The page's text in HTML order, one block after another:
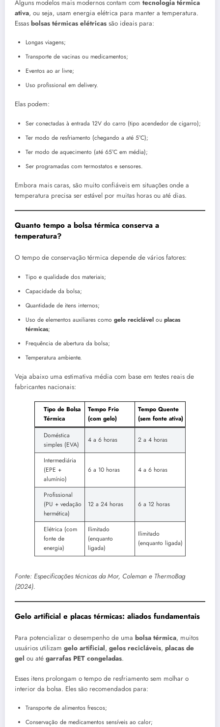
Alguns modelos mais modernos contam com tecnologia térmica
ativa, ou seja, usam energia elétrica para manter a temperatura.
Essas bolsas térmicas elétricas são ideais para:
Longas viagens;
Transporte de vacinas ou medicamentos;
Eventos ao ar livre;
Uso profissional em delivery.
Elas podem:
Ser conectadas à entrada 12V do carro (tipo acendedor de cigarro);
Ter modo de resfriamento (chegando a até 5°C);
Ter modo de aquecimento (até 65°C em média);
Ser programadas com termostatos e sensores.
Embora mais caras, são muito confiáveis em situações onde a
temperatura precisa ser estável por muitas horas ou até dias.
Quanto tempo a bolsa térmica conserva a
temperatura?
O tempo de conservação térmica depende de vários fatores:
Tipo e qualidade dos materiais;
Capacidade da bolsa;
Quantidade de itens internos;
Uso de elementos auxiliares como gelo reciclável ou placas
térmicas;
Frequência de abertura da bolsa;
Temperatura ambiente.
Veja abaixo uma estimativa média com base em testes reais de
fabricantes nacionais:
Tipo de Bolsa
Térmica
Tempo Frio
(com gelo)
Tempo Quente
(sem fonte ativa)
Doméstica
simples (EVA)
4 a 6 horas 2 a 4 horas
Intermediária
(EPE +
alumínio)
6 a 10 horas 4 a 6 horas
Profissional
(PU + vedação
hermética)
12 a 24 horas 6 a 12 horas
Elétrica (com
fonte de
energia)
Ilimitado
(enquanto
ligada)
Ilimitado
(enquanto ligada)
Fonte: Especificações técnicas da Mor, Coleman e ThermoBag
(2024).
Gelo artificial e placas térmicas: aliados fundamentais
Para potencializar o desempenho de uma bolsa térmica, muitos
usuários utilizam gelo artificial, gelos recicláveis, placas de
gel ou até garrafas PET congeladas.
Esses itens prolongam o tempo de resfriamento sem molhar o
interior da bolsa. Eles são recomendados para:
Transporte de alimentos frescos;
Conservação de medicamentos sensíveis ao calor;